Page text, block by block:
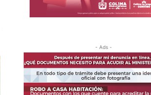
- Ads -